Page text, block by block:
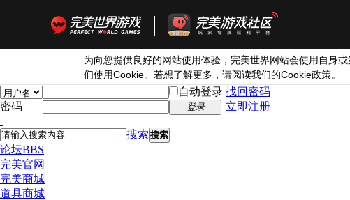
为向您提供良好的网站使用体验，完美世界网站会使用自身或
们使用Cookie。若想了解更多，请阅读我们的Cookie政策。
自动登录 找回密码
密码
登录 立即注册
搜索 搜索
论坛BBS
完美官网
完美商城
道具商城